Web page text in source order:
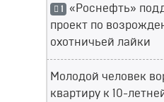
1 «Роснефть»
проект по
охотничьей лайки
Молодой человек
квартиру к 10-